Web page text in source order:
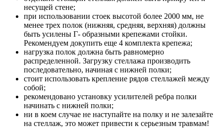
несущей стене;
при использовании стоек высотой более 2000 мм, не
менее трех полок (нижняя, средняя, верхняя) должны
быть усилены Г- образными крепежами стойки.
Рекомендуем докупить еще 4 комплекта крепежа;
нагрузка полок должна быть равномерно
распределенной. Загрузку стеллажа производить
последовательно, начиная с нижней полки;
стоит использовать крепление рядов стеллажей между
собой;
рекомендовано установку усилителей ребра полки
начинать с нижней полки;
ни в коем случае не наступайте на полку и не залезайте
на стеллаж, это может привести к серьезным травмам!